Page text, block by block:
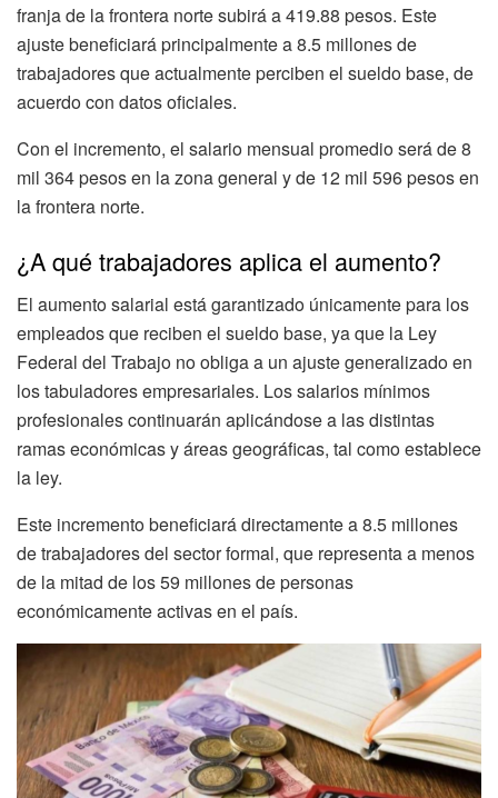
franja de la frontera norte subirá a 419.88 pesos. Este
ajuste beneficiará principalmente a 8.5 millones de
trabajadores que actualmente perciben el sueldo base, de
acuerdo con datos oficiales.
Con el incremento, el salario mensual promedio será de 8
mil 364 pesos en la zona general y de 12 mil 596 pesos en
la frontera norte.
¿A qué trabajadores aplica el aumento?
El aumento salarial está garantizado únicamente para los
empleados que reciben el sueldo base, ya que la Ley
Federal del Trabajo no obliga a un ajuste generalizado en
los tabuladores empresariales. Los salarios mínimos
profesionales continuarán aplicándose a las distintas
ramas económicas y áreas geográficas, tal como establece
la ley.
Este incremento beneficiará directamente a 8.5 millones
de trabajadores del sector formal, que representa a menos
de la mitad de los 59 millones de personas
económicamente activas en el país.